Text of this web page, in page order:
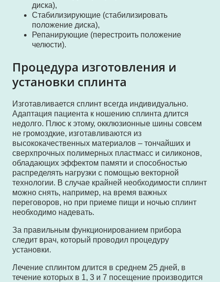
диска),
Стабилизирующие (стабилизировать
положение диска),
Репанирующие (перестроить положение
челюсти).
Процедура изготовления и
установки сплинта
Изготавливается сплинт всегда индивидуально.
Адаптация пациента к ношению сплинта длится
недолго. Плюс к этому, окклюзионные шины совсем
не громоздкие, изготавливаются из
высококачественных материалов – тончайших и
сверхпрочных полимерных пластмасс и силиконов,
обладающих эффектом памяти и способностью
распределять нагрузки с помощью векторной
технологии. В случае крайней необходимости сплинт
можно снять, например, на время важных
переговоров, но при приеме пищи и ночью сплинт
необходимо надевать.
За правильным функционированием прибора
следит врач, который проводил процедуру
установки.
Лечение сплинтом длится в среднем 25 дней, в
течение которых в 1, 3 и 7 посещение производится